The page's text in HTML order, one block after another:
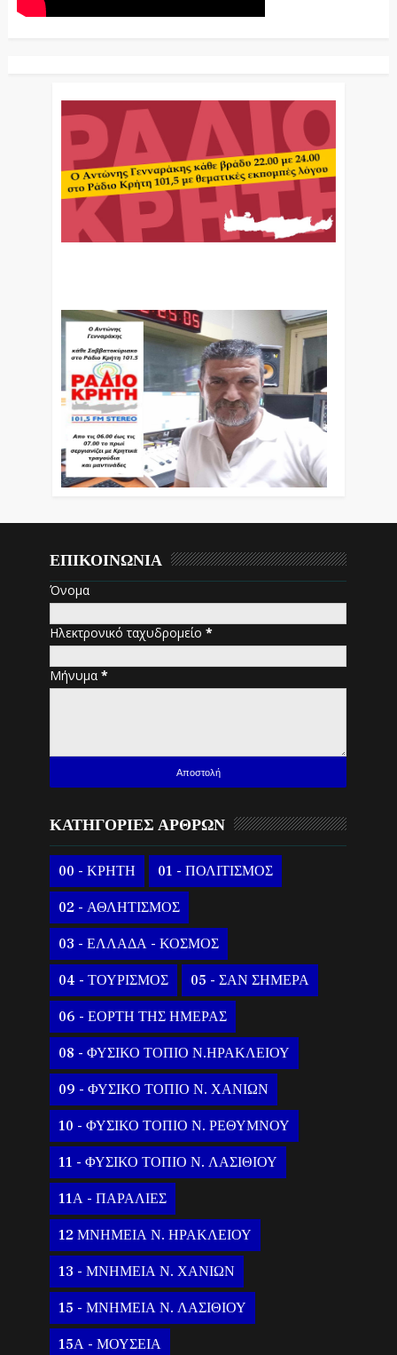
ΕΠΙΚΟΙΝΩΝΙΑ
Όνομα
Ηλεκτρονικό ταχυδρομείο*
Μήνυμα*
ΚΑΤΗΓΟΡΙΕΣ ΑΡΘΡΩΝ
00 - ΚΡΗΤΗ 01 - ΠΟΛΙΤΙΣΜΟΣ
02 - ΑΘΛΗΤΙΣΜΟΣ
03 - ΕΛΛΑΔΑ - ΚΟΣΜΟΣ
04 - ΤΟΥΡΙΣΜΟΣ 05 - ΣΑΝ ΣΗΜΕΡΑ
06 - ΕΟΡΤΗ ΤΗΣ ΗΜΕΡΑΣ
08 - ΦΥΣΙΚΟ ΤΟΠΙΟ Ν.ΗΡΑΚΛΕΙΟΥ
09 - ΦΥΣΙΚΟ ΤΟΠΙΟ Ν. ΧΑΝΙΩΝ
10 - ΦΥΣΙΚΟ ΤΟΠΙΟ Ν. ΡΕΘΥΜΝΟΥ
11 - ΦΥΣΙΚΟ ΤΟΠΙΟ Ν. ΛΑΣΙΘΙΟΥ
11Α - ΠΑΡΑΛΙΕΣ
12 ΜΝΗΜΕΙΑ Ν. ΗΡΑΚΛΕΙΟΥ
13 - ΜΝΗΜΕΙΑ Ν. ΧΑΝΙΩΝ
15 - ΜΝΗΜΕΙΑ Ν. ΛΑΣΙΘΙΟΥ
15Α - ΜΟΥΣΕΙΑ